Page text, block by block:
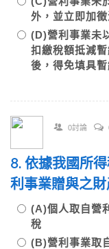
外，並立即加
(D)營利事業未
扣繳稅額抵減
後，得免填具
0討論
8. 依據我國所
利事業贈與之
(A)個人取自營
稅
(B)營利事業取